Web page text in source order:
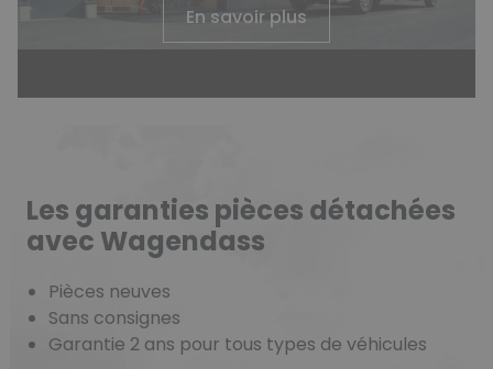
En savoir plus
Les garanties pièces détachées
avec Wagendass
Pièces neuves
Sans consignes
Garantie 2 ans pour tous types de véhicules